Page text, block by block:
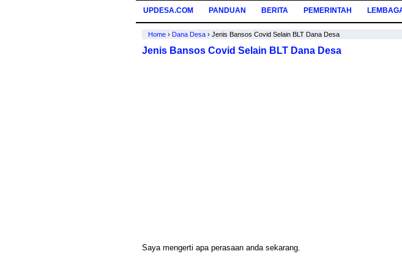
UPDESA.COM PANDUAN BERITA PEMERINTAH
Home › Dana Desa › Jenis Bansos Covid Selain BLT Dana Desa
Jenis Bansos Covid Selain BLT Dana Desa
Saya mengerti apa perasaan anda sekarang.